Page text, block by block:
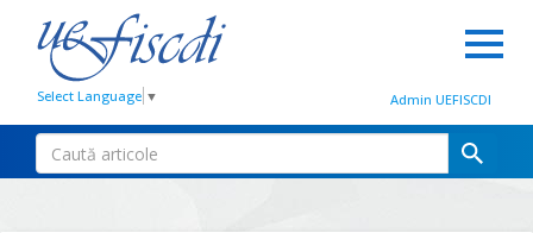
Select Language ▼ Admin UEFISCDI